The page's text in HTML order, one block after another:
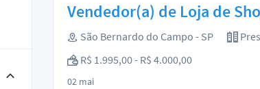
Vendedor(a) de Loja de
São Bernardo do Campo - SP
R$ 1.995,00 - R$ 4.000,00
02 mai